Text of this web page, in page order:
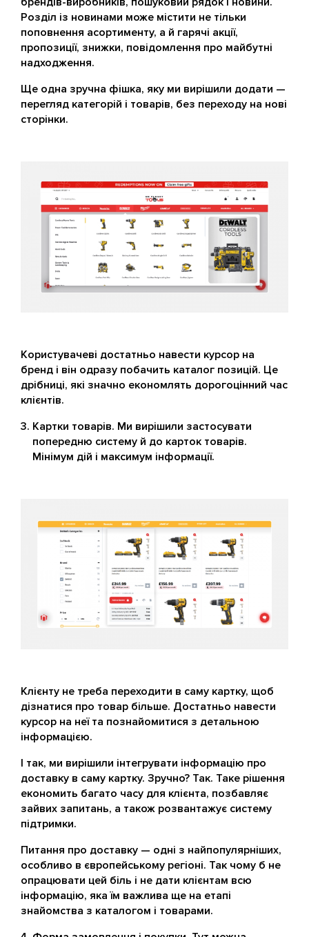
Розділ із новинами може містити не тільки
поповнення асортименту, а й гарячі акції,
пропозиції, знижки, повідомлення про майбутні
надходження.
Ще одна зручна фішка, яку ми вирішили додати —
перегляд категорій і товарів, без переходу на нові
сторінки.
Користувачеві достатньо навести курсор на
бренд і він одразу побачить каталог позицій. Це
дрібниці, які значно економлять дорогоцінний час
клієнтів.
Картки товарів. Ми вирішили застосувати
попередню систему й до карток товарів.
Мінімум дій і максимум інформації.
Клієнту не треба переходити в саму картку, щоб
дізнатися про товар більше. Достатньо навести
курсор на неї та познайомитися з детальною
інформацією.
І так, ми вирішили інтегрувати інформацію про
доставку в саму картку. Зручно? Так. Таке рішення
економить багато часу для клієнта, позбавляє
зайвих запитань, а також розвантажує систему
підтримки.
Питання про доставку — одні з найпопулярніших,
особливо в європейському регіоні. Так чому б не
опрацювати цей біль і не дати клієнтам всю
інформацію, яка їм важлива ще на етапі
знайомства з каталогом і товарами.